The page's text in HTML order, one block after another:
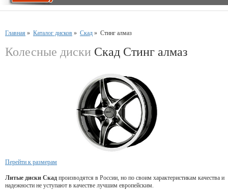
Главная » Каталог дисков » Скад » Стинг алмаз
Колесные диски Скад Стинг алмаз
Перейти к размерам
Литые диски Скад производятся в России, но по своим характеристикам качества и
надежности не уступают в качестве лучшим европейским.